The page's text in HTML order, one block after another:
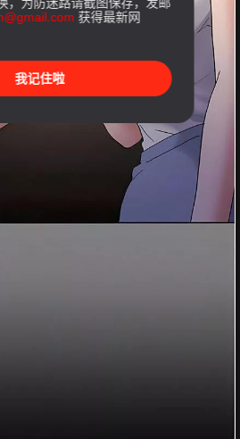
获得最新网
我记住啦